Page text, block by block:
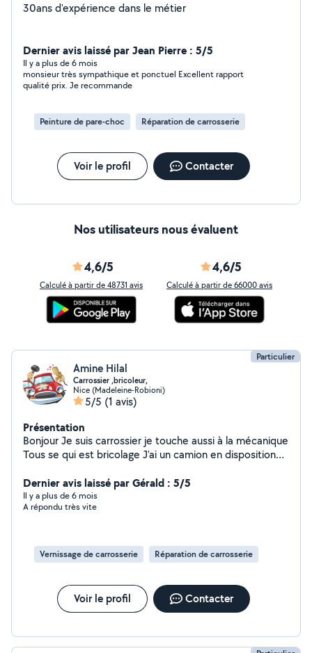
30ans d'expérience dans le métier
Dernier avis laissé par Jean Pierre : 5/5
Il y a plus de 6 mois
monsieur très sympathique et ponctuel Excellent rapport
qualité prix. Je recommande
Peinture de pare-choc Réparation de carrosserie
Voir le profil Contacter
Nos utilisateurs nous évaluent
4,6/5
Calculé à partir de 48731 avis
4,6/5
Calculé à partir de 66000 avis
Particulier
Amine Hilal
Carrossier ,bricoleur,
Nice (Madeleine-Robioni)
5/5 (1 avis)
Présentation
Bonjour Je suis carrossier je touche aussi à la mécanique
Tous se qui est bricolage J'ai un camion en disposition
contacter
Dernier avis laissé par Gérald : 5/5
Il y a plus de 6 mois
A répondu très vite
Vernissage de carrosserie Réparation de carrosserie
Voir le profil Contacter